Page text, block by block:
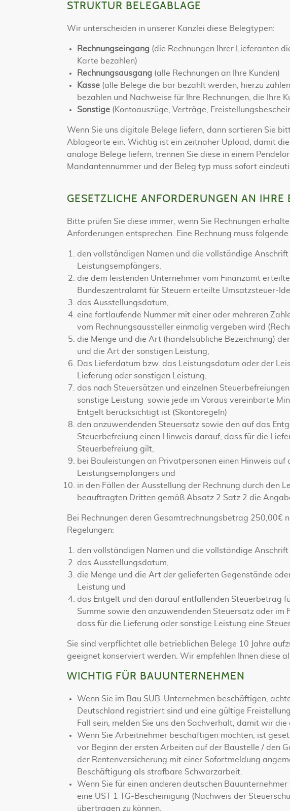
STRUKTUR BELEGABLAGE
Wir unterscheiden in unserer Kanzlei diese Belegtypen:
Rechnungseingang (die Rechnungen Ihrer Lieferanten
Karte bezahlen)
Rechnungsausgang (alle Rechnungen an Ihre Kunden)
Kasse (alle Belege die bar bezahlt werden, hierzu
bezahlen und Nachweise für Ihre Rechnungen, die Ihre
Sonstige (Kontoauszüge, Verträge,
Wenn Sie uns digitale Belege liefern, dann sortieren Sie
Ablageorte ein. Wichtig ist ein zeitnaher Upload, damit
analoge Belege liefern, trennen Sie diese in einem
Mandantennummer und der Beleg typ muss sofort
GESETZLICHE ANFORDERUNGEN AN IHRE
Bitte prüfen Sie diese immer, wenn Sie Rechnungen
Anforderungen entsprechen. Eine Rechnung muss
den vollständigen Namen und die vollständige
Leistungsempfängers,
die dem leistenden Unternehmer vom Finanzamt
Bundeszentralamt für Steuern erteilte Umsatzsteuer-
das Ausstellungsdatum,
eine fortlaufende Nummer mit einer oder mehreren
vom Rechnungsaussteller einmalig vergeben wird
die Menge und die Art (handelsübliche Bezeichnung)
und die Art der sonstigen Leistung,
Das Lieferdatum bzw. das Leistungsdatum oder der
Lieferung oder sonstigen Leistung;
das nach Steuersätzen und einzelnen
sonstige Leistung sowie jede im Voraus vereinbarte
Entgelt berücksichtigt ist (Skontoregeln)
den anzuwendenden Steuersatz sowie den auf das
Steuerbefreiung einen Hinweis darauf, dass für die
Steuerbefreiung gilt,
bei Bauleistungen an Privatpersonen einen Hinweis
Leistungsempfängers und
in den Fällen der Ausstellung der Rechnung durch den
beauftragten Dritten gemäß Absatz 2 Satz 2 die
Bei Rechnungen deren Gesamtrechnungsbetrag 250,00€
Regelungen:
den vollständigen Namen und die vollständige Anschrift
das Ausstellungsdatum,
die Menge und die Art der gelieferten Gegenstände
Leistung und
das Entgelt und den darauf entfallenden Steuerbetrag
Summe sowie den anzuwendenden Steuersatz oder im
dass für die Lieferung oder sonstige Leistung eine
Sie sind verpflichtet alle betrieblichen Belege 10 Jahre
geeignet konserviert werden. Wir empfehlen Ihnen diese
WICHTIG FÜR BAUUNTERNEHMEN
Wenn Sie im Bau SUB-Unternehmen beschäftigen,
Deutschland registriert sind und eine gültige
Fall sein, melden Sie uns den Sachverhalt, damit wir
Wenn Sie Arbeitnehmer beschäftigen möchten, ist
vor Beginn der ersten Arbeiten auf der Baustelle / den
der Rentenversicherung mit einer Sofortmeldung
Beschäftigung als strafbare Schwarzarbeit.
Wenn Sie für einen anderen deutschen
eine UST 1 TG-Bescheinigung (Nachweis der
übertragen zu können.